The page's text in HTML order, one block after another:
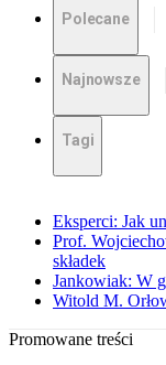
Polecane
Najnowsze
Tagi
Eksperci: Jak
Prof.
składek
Jankowiak: W
Witold M.
Promowane treści